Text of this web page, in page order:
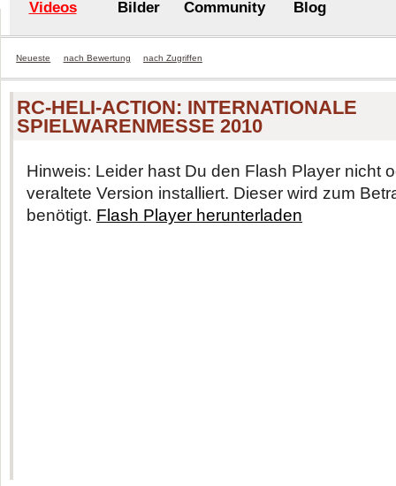
Videos Bilder Community Blog
Neueste nach Bewertung nach Zugriffen
RC-HELI-ACTION: INTERNATIONALE
SPIELWARENMESSE 2010
Hinweis: Leider hast Du den Flash Player nicht
veraltete Version installiert. Dieser wird zum
benötigt. Flash Player herunterladen